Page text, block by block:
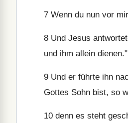
7 Wenn du nun vor
8 Und Jesus
und ihm allein dienen."
9 Und er führte ihn
Gottes Sohn bist, so
10 denn es steht